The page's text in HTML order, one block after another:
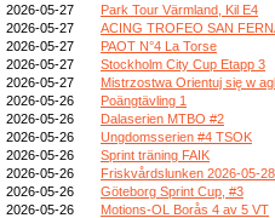
2026-05-27
Park Tour Värmland, Kil E4
2026-05-27
ACING TROFEO SAN
2026-05-27
PAOT N°4 La Torse
2026-05-27
Stockholm City Cup Etapp 3
2026-05-27
Mistrzostwa Orientuj się w
2026-05-26
Poängtävling 1
2026-05-26
Dalaserien MTBO #2
2026-05-26
Ungdomsserien #4 TSOK
2026-05-26
Sprint träning FAIK
2026-05-26
Friskvårdslunken 2026-05-28
2026-05-26
Göteborg Sprint Cup, #3
2026-05-26
Motions-OL Borås 4 av 5 VT